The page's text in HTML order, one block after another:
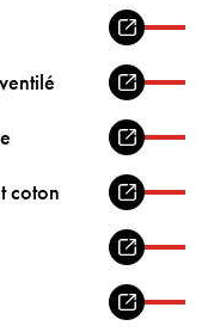
coton